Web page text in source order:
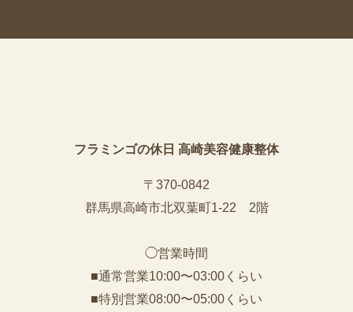
フラミンゴの休日 高崎美容健康整体
〒370-0842
群馬県高崎市北双葉町1-22 2階
◯営業時間
■通常営業10:00〜03:00くらい
■特別営業08:00〜05:00くらい